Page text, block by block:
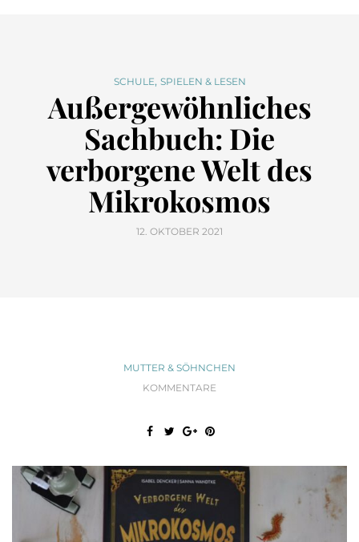
SCHULE, SPIELEN & LESEN
Außergewöhnliches
Sachbuch: Die
verborgene Welt des
Mikrokosmos
12. OKTOBER 2021
MUTTER & SÖHNCHEN
KOMMENTARE